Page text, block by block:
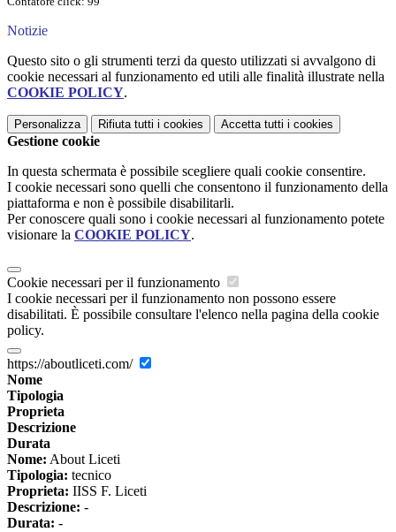
Notizie
Questo sito o gli strumenti terzi da questo utilizzati si avvalgono di
cookie necessari al funzionamento ed utili alle finalità illustrate nella
COOKIE POLICY.
Personalizza Rifiuta tutti i cookies Accetta tutti i cookies
Gestione cookie
In questa schermata è possibile scegliere quali cookie consentire.
I cookie necessari sono quelli che consentono il funzionamento della
piattaforma e non è possibile disabilitarli.
Per conoscere quali sono i cookie necessari al funzionamento potete
visionare la COOKIE POLICY.
Cookie necessari per il funzionamento
I cookie necessari per il funzionamento non possono essere
disabilitati. È possibile consultare l'elenco nella pagina della cookie
policy.
https://aboutliceti.com/
Nome
Tipologia
Proprieta
Descrizione
Durata
Nome: About Liceti
Tipologia: tecnico
Proprieta: IISS F. Liceti
Descrizione: -
Durata: -